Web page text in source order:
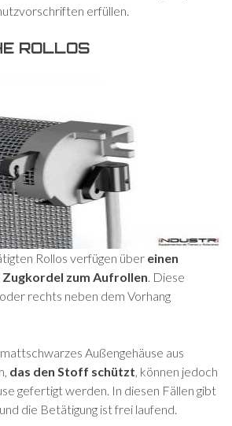
erfüllen.
ROLLOS
Rollos verfügen über einen
Zugkordel zum Aufrollen . Diese
rechts neben dem Vorhang
Außengehäuse aus
das den Stoff schützt , können jedoch
gefertigt werden. In diesen Fällen gibt
die Betätigung ist frei laufend.